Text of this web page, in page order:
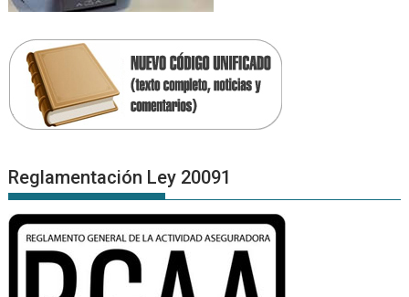
Reglamentación Ley 20091